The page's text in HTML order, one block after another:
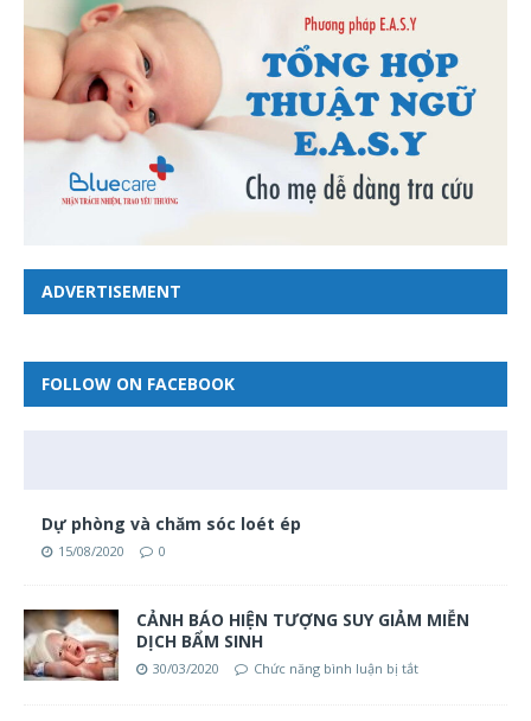
ADVERTISEMENT
FOLLOW ON FACEBOOK
Dự phòng và chăm sóc loét ép
15/08/2020 0
CẢNH BÁO HIỆN TƯỢNG SUY GIẢM MIỄN
DỊCH BẨM SINH
30/03/2020 Chức năng bình luận bị tắt